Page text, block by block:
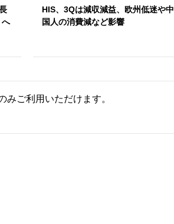
へ
HIS、3Qは減収減益、欧州低迷や中
国人の消費減など影響
ご利用いただけます。